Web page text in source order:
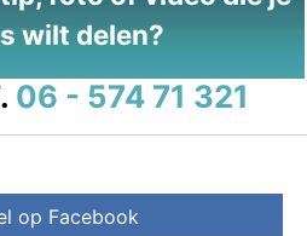
wilt delen?
06 - 574 71 321
op Facebook